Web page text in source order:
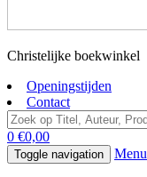
Christelijke boekwinkel
Openingstijden
Contact
0 €0,00
Toggle navigation Menu